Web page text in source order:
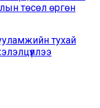
төсөл өргөн
тухай